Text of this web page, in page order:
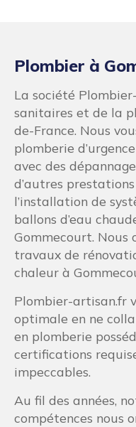
Plombier à
La société
sanitaires et de la
de-France. Nous
plomberie
avec des
d’autres
l’installation de
ballons d’eau
Gommecourt. Nous
travaux de
chaleur à
Plombier-artisan.fr
optimale en ne
en plomberie
certifications
impeccables.
Au fil des années,
compétences nous